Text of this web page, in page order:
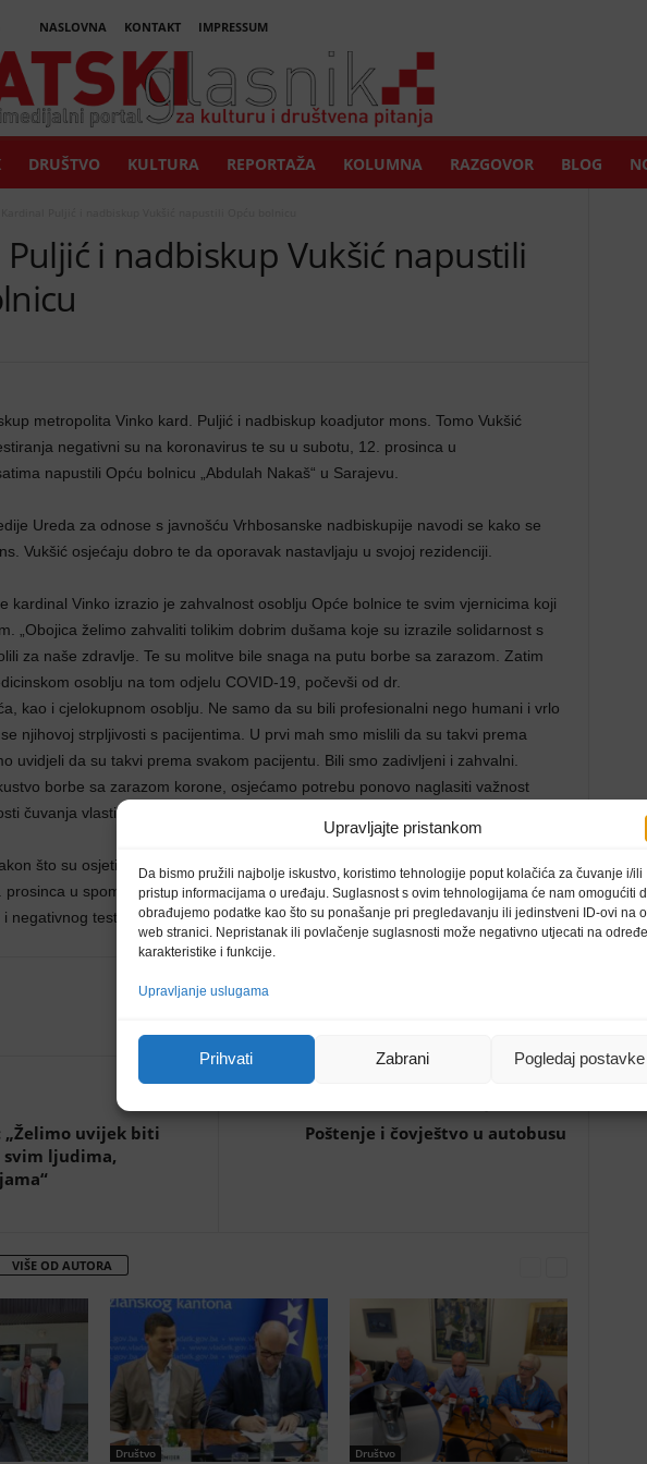
Upravljajte pristankom
Da bismo pružili najbolje iskustvo, koristimo tehnologije poput kolačića za čuvanje i/ili
pristup informacijama o uređaju. Suglasnost s ovim tehnologijama će nam omogućiti
obrađujemo podatke kao što su ponašanje pri pregledavanju ili jedinstveni ID-ovi na
web stranici. Nepristanak ili povlačenje suglasnosti može negativno utjecati na
karakteristike i funkcije.
Upravljanje uslugama
Prihvati Zabrani Pogledaj postavke
NASLOVNA KONTAKT
IMPRESSUM
DRUŠTVO KULTURA REPORTAŽA KOLUMNA RAZGOVOR BLOG
i nadbiskup Vukšić napustili
metropolita Vinko kard. Puljić i nadbiskup koadjutor mons. Tomo Vukšić
negativni su na koronavirus te su u subotu, 12. prosinca u
napustili Opću bolnicu „Abdulah Nakaš“ u Sarajevu.
Ureda za odnose s javnošću Vrhbosanske nadbiskupije navodi se kako se
Vukšić osjećaju dobro te da oporavak nastavljaju u svojoj rezidenciji.
kardinal Vinko izrazio je zahvalnost osoblju Opće bolnice te svim vjernicima koji
„Obojica želimo zahvaliti tolikim dobrim dušama koje su izrazile solidarnost s
za naše zdravlje. Te su molitve bile snaga na putu borbe sa zarazom. Zatim
osoblju na tom odjelu COVID-19, počevši od dr.
kao i cjelokupnom osoblju. Ne samo da su bili profesionalni nego humani i vrlo
njihovoj strpljivosti s pacijentima. U prvi mah smo mislili da su takvi prema
uvidjeli da su takvi prema svakom pacijentu. Bili smo zadivljeni i zahvalni.
borbe sa zarazom korone, osjećamo potrebu ponovo naglasiti važnost
čuvanja vlastitog i tuđeg zdravlja“, poručio je vrhbosanski nadbiskup.
što su osjetili simptome te pozitivnih testova kardinal Puljić i nadbiskup Vukšić
prosinca u spomenutu zdravstvenu ustanovu. Nakon 10-ak dana provedenih na
negativnog testa napustili Opću bolnicu.
„Želimo uvijek biti
ljudima,
Poštenje i čovještvo u autobusu
VIŠE OD AUTORA
Društvo Društvo